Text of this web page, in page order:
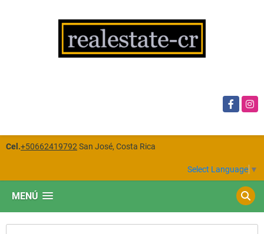
Facebook
Cel.+50662419792 San José, Costa Rica
Select Language ▼
MENÚ